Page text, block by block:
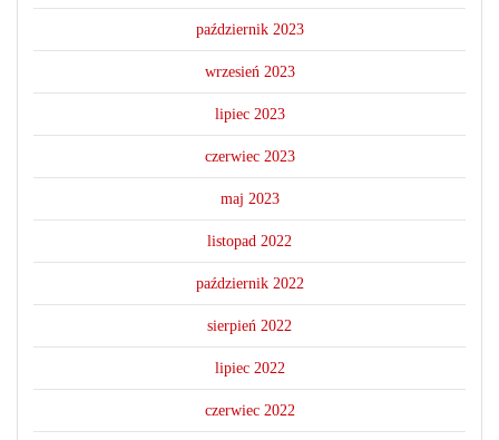
październik 2023
wrzesień 2023
lipiec 2023
czerwiec 2023
maj 2023
listopad 2022
październik 2022
sierpień 2022
lipiec 2022
czerwiec 2022